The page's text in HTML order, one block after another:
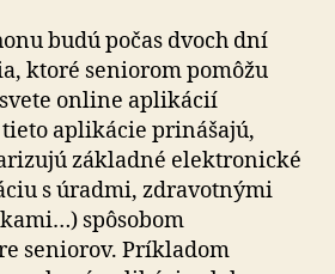
budú počas dvoch dní
ktoré seniorom pomôžu
online aplikácií
aplikácie prinášajú,
základné elektronické
s úradmi, zdravotnými
spôsobom
seniorov. Príkladom